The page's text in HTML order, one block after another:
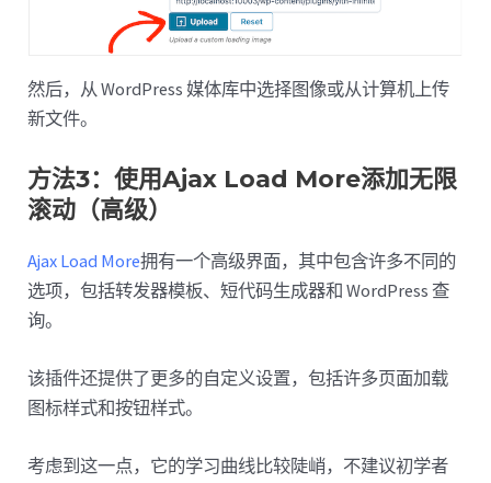
然后，从 WordPress 媒体库中选择图像或从计算机上传
新文件。
方法3：使用Ajax Load More添加无限
滚动（高级）
Ajax Load More拥有一个高级界面，其中包含许多不同的
选项，包括转发器模板、短代码生成器和 WordPress 查
询。
该插件还提供了更多的自定义设置，包括许多页面加载
图标样式和按钮样式。
考虑到这一点，它的学习曲线比较陡峭，不建议初学者